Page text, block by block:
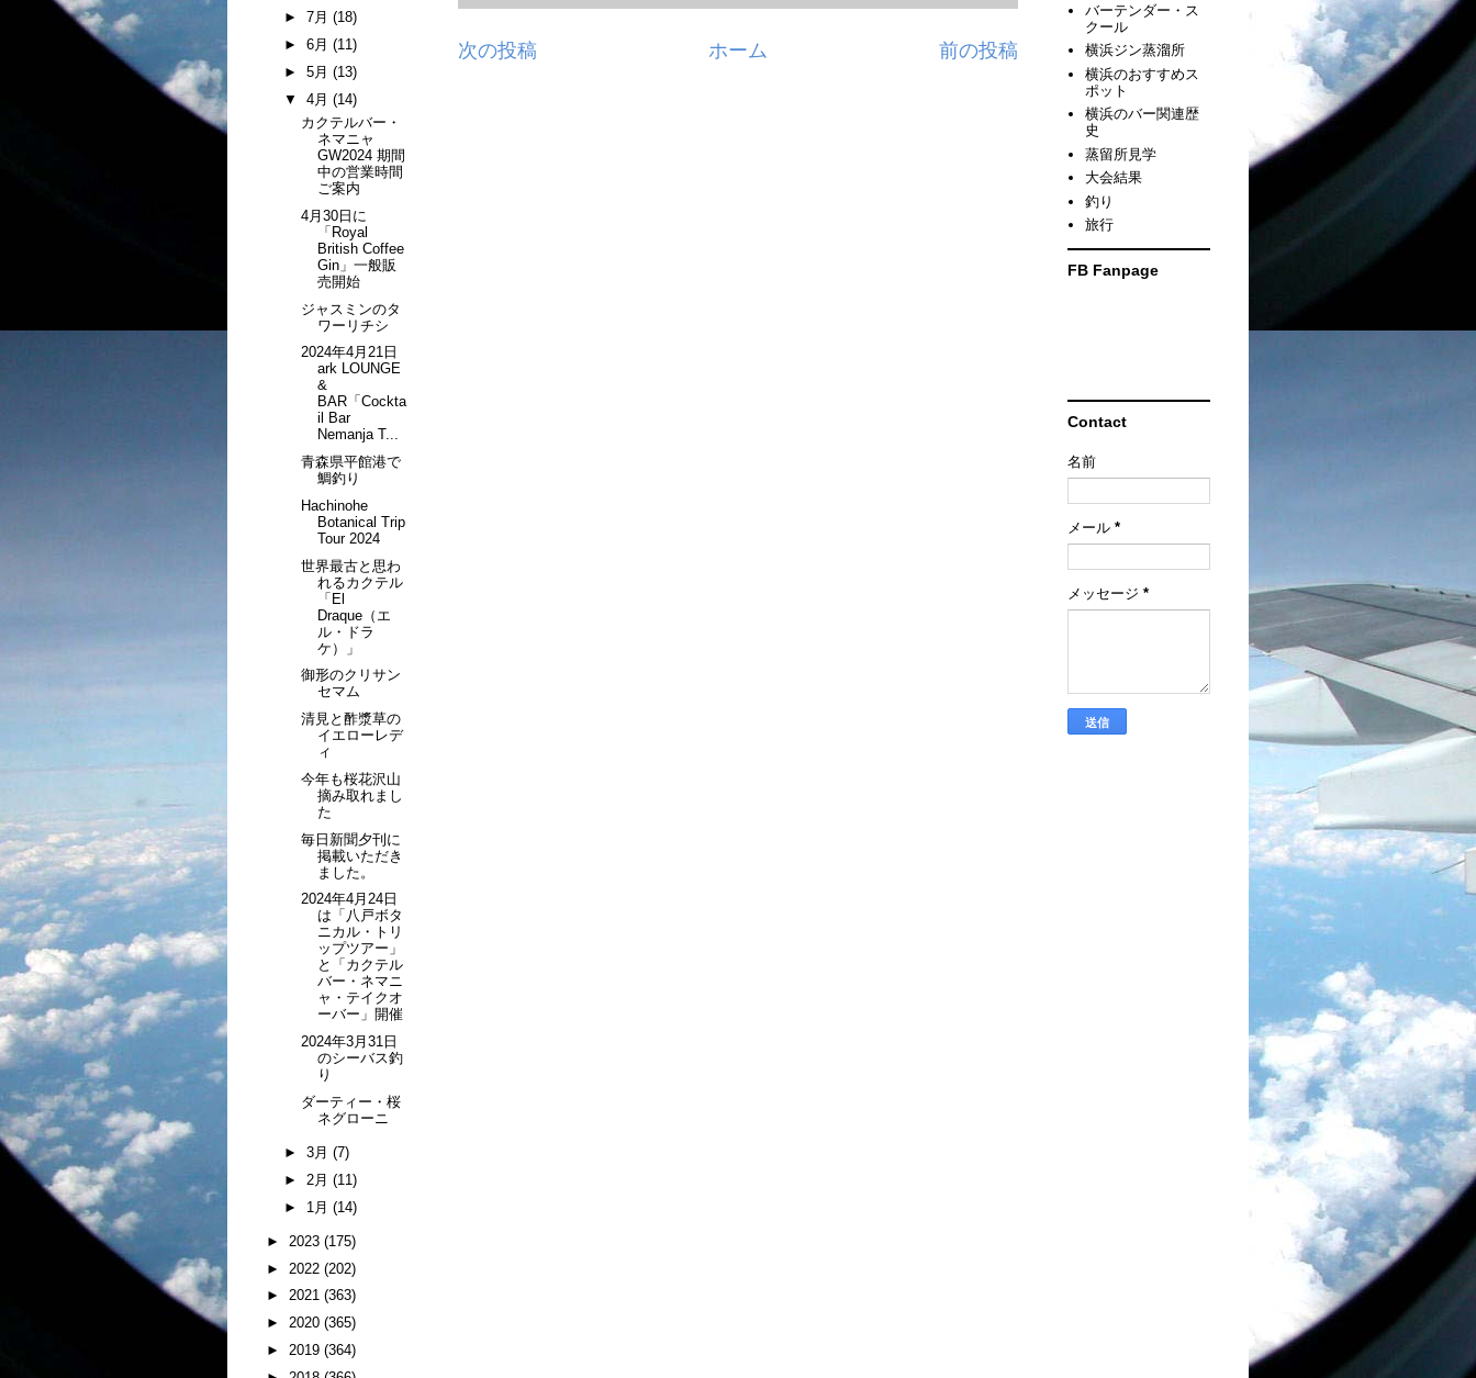
次の投稿 前の投稿
ホーム
► 7月 (18)
► 6月 (11)
► 5月 (13)
▼ 4月 (14)
カクテルバー・
ネマニャ
GW2024 期間
中の営業時間
ご案内
4月30日に
「Royal
British Coffee
Gin」一般販
売開始
ジャスミンのタ
ワーリチシ
2024年4月21日
ark LOUNGE
&
BAR「Cockta
il Bar
Nemanja T...
青森県平館港で
鯛釣り
Hachinohe
Botanical Trip
Tour 2024
世界最古と思わ
れるカクテル
「El
Draque（エ
ル・ドラ
ケ）」
御形のクリサン
セマム
清見と酢漿草の
イエローレデ
ィ
今年も桜花沢山
摘み取れまし
た
毎日新聞夕刊に
掲載いただき
ました。
2024年4月24日
は「八戸ボタ
ニカル・トリ
ップツアー」
と「カクテル
バー・ネマニ
ャ・テイクオ
ーバー」開催
2024年3月31日
のシーバス釣
り
ダーティー・桜
ネグローニ
► 3月 (7)
► 2月 (11)
► 1月 (14)
► 2023 (175)
► 2022 (202)
► 2021 (363)
► 2020 (365)
► 2019 (364)
バーテンダー・ス
クール
横浜ジン蒸溜所
横浜のおすすめス
ポット
横浜のバー関連歴
史
蒸留所見学
大会結果
釣り
旅行
FB Fanpage
Contact
名前
メール *
メッセージ *